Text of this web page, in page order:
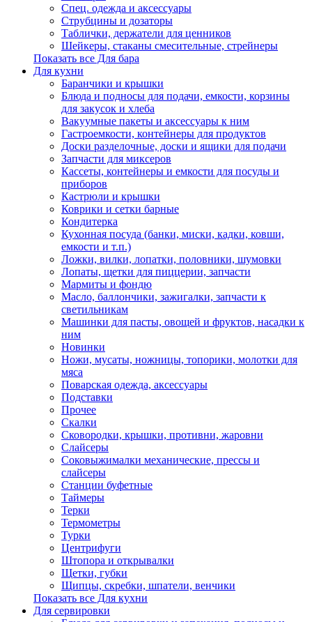
Спец. одежда и аксессуары
Струбцины и дозаторы
Таблички, держатели для ценников
Шейкеры, стаканы смесительные, стрейнеры
Показать все Для бара
Для кухни
Баранчики и крышки
Блюда и подносы для подачи, емкости, корзины
для закусок и хлеба
Вакуумные пакеты и аксессуары к ним
Гастроемкости, контейнеры для продуктов
Доски разделочные, доски и ящики для подачи
Запчасти для миксеров
Кассеты, контейнеры и емкости для посуды и
приборов
Кастрюли и крышки
Коврики и сетки барные
Кондитерка
Кухонная посуда (банки, миски, кадки, ковши,
емкости и т.п.)
Ложки, вилки, лопатки, половники, шумовки
Лопаты, щетки для пиццерии, запчасти
Мармиты и фондю
Масло, баллончики, зажигалки, запчасти к
светильникам
Машинки для пасты, овощей и фруктов, насадки к
ним
Новинки
Ножи, мусаты, ножницы, топорики, молотки для
мяса
Поварская одежда, аксессуары
Подставки
Прочее
Скалки
Сковородки, крышки, противни, жаровни
Слайсеры
Соковыжималки механические, прессы и
слайсеры
Станции буфетные
Таймеры
Терки
Термометры
Турки
Центрифуги
Штопора и открывалки
Щетки, губки
Щипцы, скребки, шпатели, венчики
Показать все Для кухни
Для сервировки